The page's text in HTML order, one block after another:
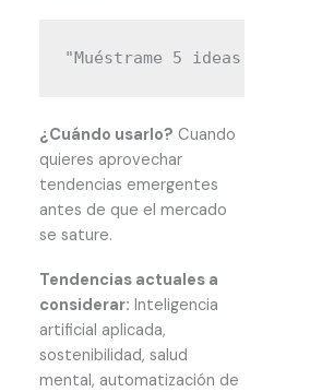
¿Cuándo usarlo? Cuando
quieres aprovechar
tendencias emergentes
antes de que el mercado
se sature.
Tendencias actuales a
considerar: Inteligencia
artificial aplicada,
sostenibilidad, salud
mental, automatización de